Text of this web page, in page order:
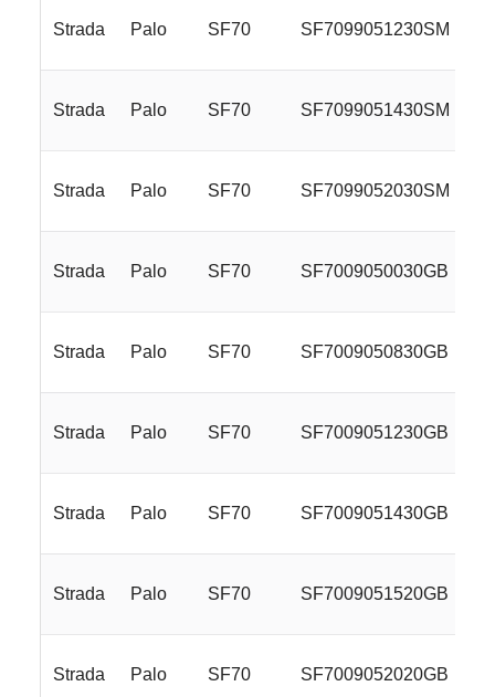
Strada Palo SF70 SF7099051230SM
Strada Palo SF70 SF7099051430SM
Strada Palo SF70 SF7099052030SM
Strada Palo SF70 SF7009050030GB
Strada Palo SF70 SF7009050830GB
Strada Palo SF70 SF7009051230GB
Strada Palo SF70 SF7009051430GB
Strada Palo SF70 SF7009051520GB
Strada Palo SF70 SF7009052020GB